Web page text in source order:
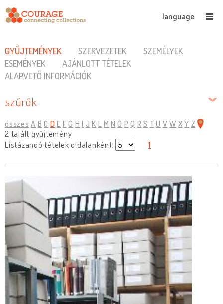
language
GYŰJTEMÉNYEK SZERVEZETEK
SZEMÉLYEK
ESEMÉNYEK
AJÁNLOTT TÉTELEK
ALAPVETŐ INFORMÁCIÓK
szűrők
összes A B C D E F G H I J K L M N O P Q R S T U V W X Y Z
2 talált gyűjtemény
Listázandó tételek oldalanként:
1